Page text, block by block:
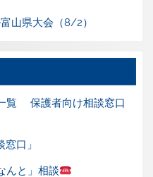
山県大会（8/2）
覧
保護者向け相談窓口
口」
んと」相談